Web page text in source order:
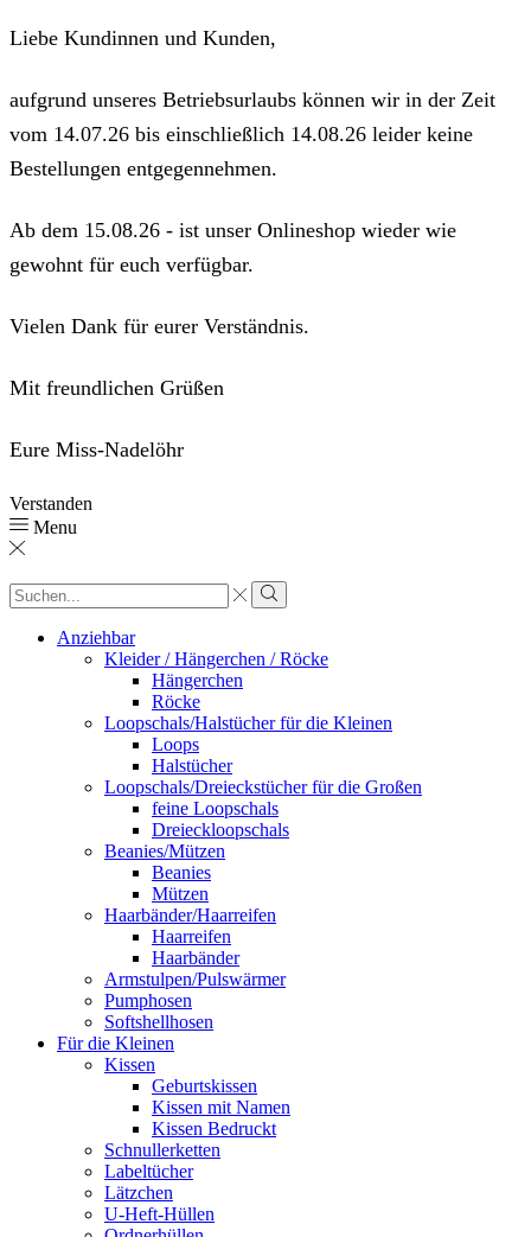
Liebe Kundinnen und Kunden,
aufgrund unseres Betriebsurlaubs können wir in der Zeit
vom 14.07.26 bis einschließlich 14.08.26 leider keine
Bestellungen entgegennehmen.
Ab dem 15.08.26 - ist unser Onlineshop wieder wie
gewohnt für euch verfügbar.
Vielen Dank für eurer Verständnis.
Mit freundlichen Grüßen
Eure Miss-Nadelöhr
Verstanden
Menu
Sucheingabe
Suche
Anziehbar
Kleider / Hängerchen / Röcke
Hängerchen
Röcke
Loopschals/Halstücher für die Kleinen
Loops
Halstücher
Loopschals/Dreieckstücher für die Großen
feine Loopschals
Dreieckloopschals
Beanies/Mützen
Beanies
Mützen
Haarbänder/Haarreifen
Haarreifen
Haarbänder
Armstulpen/Pulswärmer
Pumphosen
Softshellhosen
Für die Kleinen
Kissen
Geburtskissen
Kissen mit Namen
Kissen Bedruckt
Schnullerketten
Labeltücher
Lätzchen
U-Heft-Hüllen